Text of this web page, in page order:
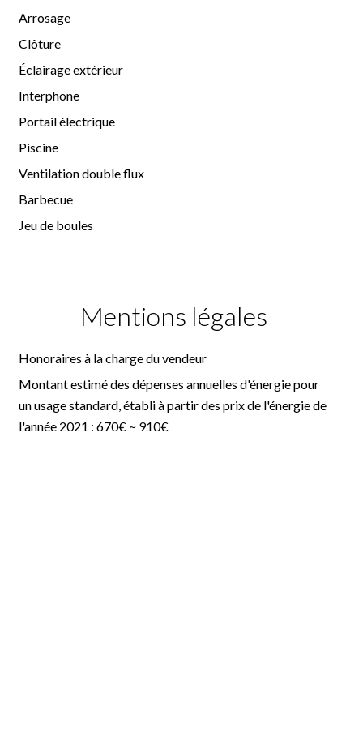
Arrosage
Clôture
Éclairage extérieur
Interphone
Portail électrique
Piscine
Ventilation double flux
Barbecue
Jeu de boules
Mentions légales
Honoraires à la charge du vendeur
Montant estimé des dépenses annuelles d'énergie pour
un usage standard, établi à partir des prix de l'énergie de
l'année 2021 : 670€ ~ 910€